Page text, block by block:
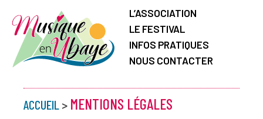
L’ASSOCIATION
LE FESTIVAL
INFOS PRATIQUES
NOUS CONTACTER
ACCUEIL > MENTIONS LÉGALES